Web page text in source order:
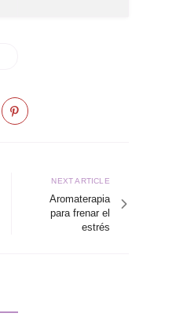
Next
article
NEXT ARTICLE
Aromaterapia
para frenar el
estrés